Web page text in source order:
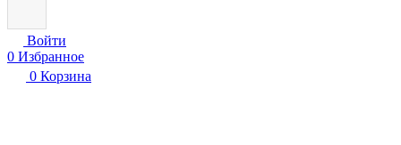
Войти
0 Избранное
0 Корзина